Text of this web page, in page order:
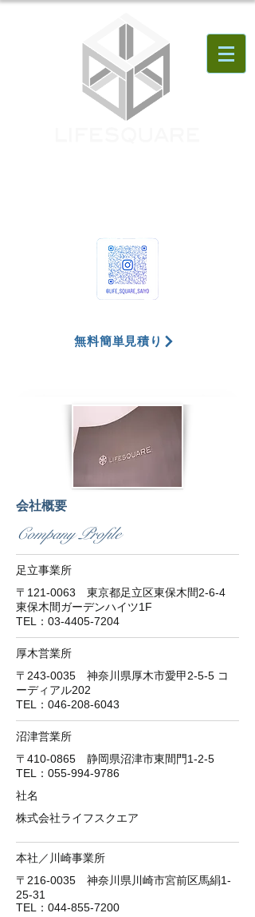
無料簡単見積り
会社概要
Company Profile
足立事業所
〒121-0063 東京都足立区東保木間2-6-4
東保木間ガーデンハイツ1F
​TEL：03-4405-7204
厚木営業所
〒243-0035 神奈川県厚木市愛甲2-5-5 コ
ーディアル202
TEL：046-208-6043
沼津営業所
〒410-0865 静岡県沼津市東間門1-2-5
​TEL：055-994-9786
社名
株式会社ライフスクエア
本社／川崎事業所
〒216-0035 神奈川県川崎市宮前区馬絹1-
25-31
TEL：044-855-7200